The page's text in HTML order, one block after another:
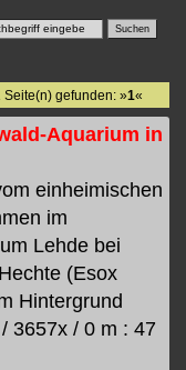
Seite(n) gefunden: »1«
Aquarium in
einheimischen
im
Lehde bei
(Esox
Hintergrund
3657x / 0 m : 47